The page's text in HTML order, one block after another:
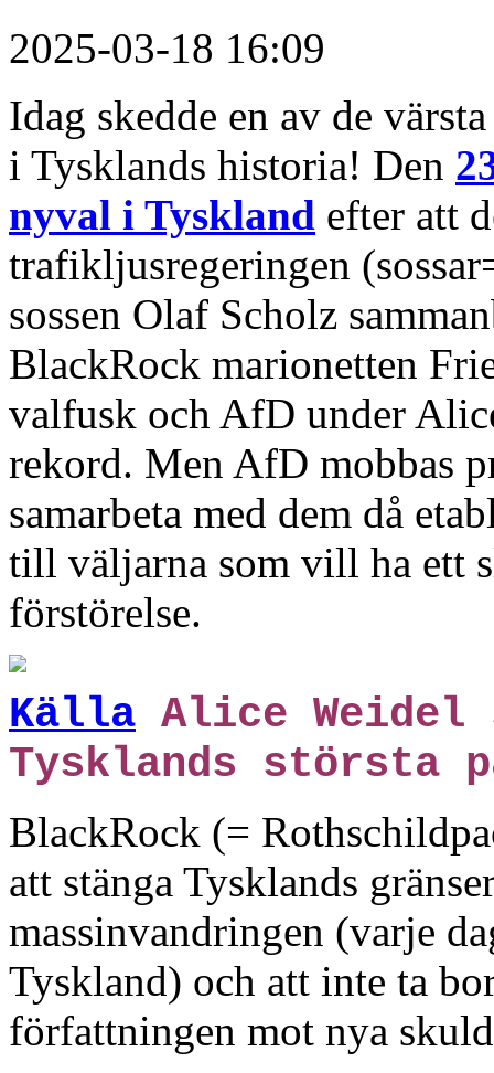
2025-03-18 16:09
Idag skedde en av de
i Tysklands historia! Den
nyval i Tyskland efter att
trafikljusregeringen
sossen Olaf Scholz
BlackRock marionetten
valfusk och AfD under
rekord. Men AfD mobbas
samarbeta med dem då
till väljarna som vill ha ett
förstörelse.
Källa Alice Weidel
Tysklands största
BlackRock (=
att stänga Tysklands
massinvandringen (varje
Tyskland) och att inte ta
författningen mot nya